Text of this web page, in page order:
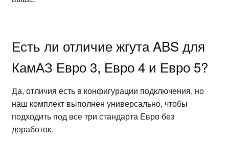
Есть ли отличие жгута ABS для
КамАЗ Евро 3, Евро 4 и Евро 5?
Да, отличия есть в конфигурации подключения, но
наш комплект выполнен универсально, чтобы
подходить под все три стандарта Евро без
доработок.